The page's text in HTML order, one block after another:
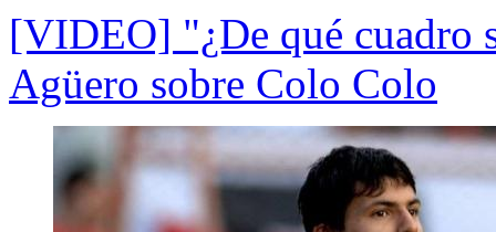
[VIDEO] "¿De qué cuadro
Agüero sobre Colo Colo